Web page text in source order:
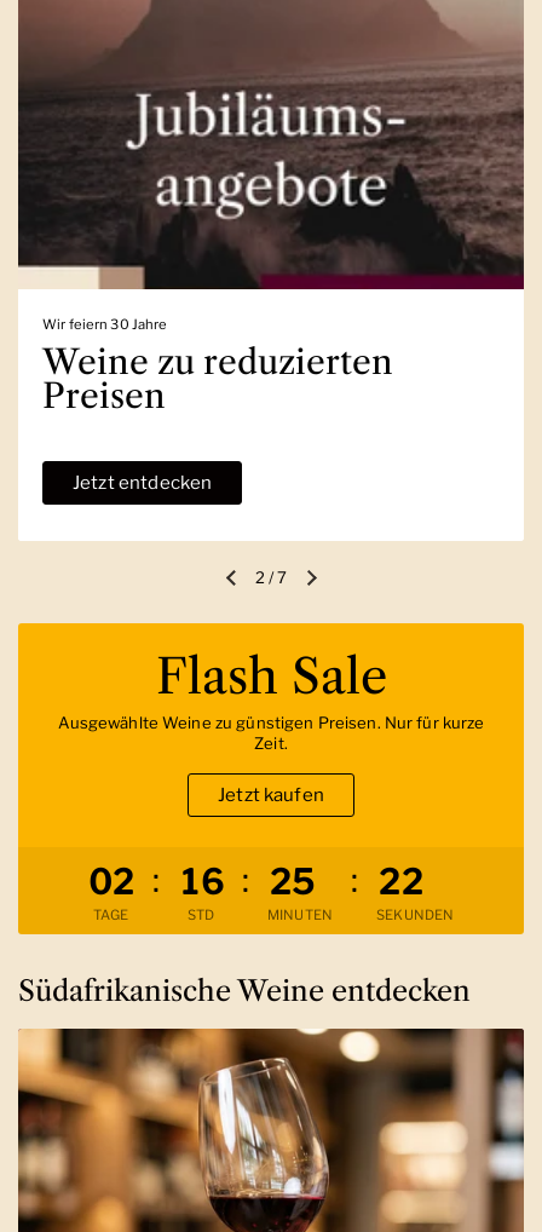
Wir feiern 30 Jahre
Weine zu reduzierten
Preisen
Jetzt entdecken
Vorherige FolieNächste Folie
2 /7
Verbleibende Zeit
02
TAGE
: 16
STD
: 25
MINUTEN
: 21
SEKUNDEN
Flash Sale
Ausgewählte Weine zu günstigen Preisen. Nur für kurze
Zeit.
Jetzt kaufen
Südafrikanische Weine entdecken